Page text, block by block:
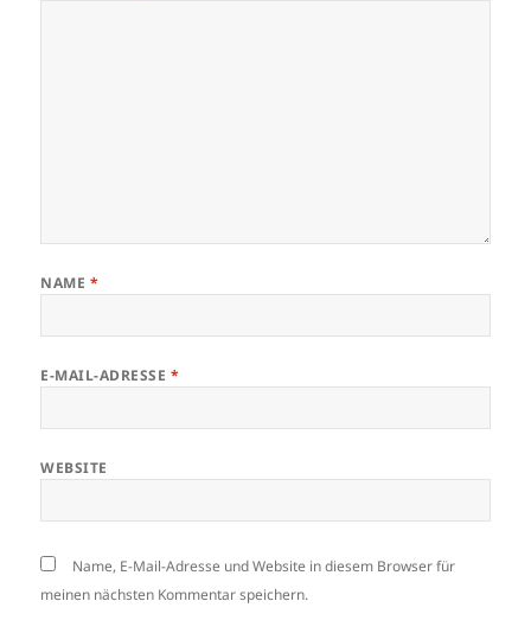
NAME *
E-MAIL-ADRESSE *
WEBSITE
Name, E-Mail-Adresse und Website in diesem Browser für
meinen nächsten Kommentar speichern.